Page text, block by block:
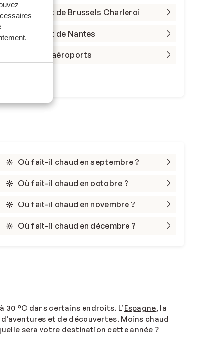
Aéroport de Brussels Charleroi
Aéroport de Nantes
Tous les aéroports
Où fait-il chaud en septembre ?
Où fait-il chaud en octobre ?
Où fait-il chaud en novembre ?
Où fait-il chaud en décembre ?
°C dans certains endroits. L’Espagne, la
et de découvertes. Moins chaud
sera votre destination cette année ?